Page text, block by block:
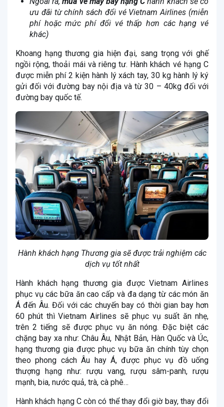
ưu đãi từ chính sách đổi vé Vietnam Airlines (miễn
phí hoặc mức phí đổi vé thấp hơn các hạng vé
khác)
Khoang hạng thương gia hiện đại, sang trọng với ghế
ngồi rộng, thoải mái và riêng tư. Hành khách vé hạng C
được miễn phí 2 kiện hành lý xách tay, 30 kg hành lý ký
gửi đối với đường bay nội địa và từ 30 – 40kg đối với
đường bay quốc tế.
Hành khách hạng Thương gia sẽ được trải nghiệm các
dịch vụ tốt nhất
Hành khách hạng thương gia được Vietnam Airlines
phục vụ các bữa ăn cao cấp và đa dạng từ các món ăn
Á đến Âu. Đối với các chuyến bay có thời gian bay hơn
60 phút thì Vietnam Airlines sẽ phục vụ suất ăn nhẹ,
trên 2 tiếng sẽ được phục vụ ăn nóng. Đặc biệt các
chặng bay xa như: Châu Âu, Nhật Bản, Hàn Quốc và Úc,
hạng thương gia được phục vụ bữa ăn chính tùy chọn
theo phong cách Âu hay Á, được phục vụ đồ uống
thượng hạng như: rượu vang, rượu sâm-panh, rượu
mạnh, bia, nước quả, trà, cà phê…
Hành khách hạng C còn có thể thay đổi giờ bay, thay đổi